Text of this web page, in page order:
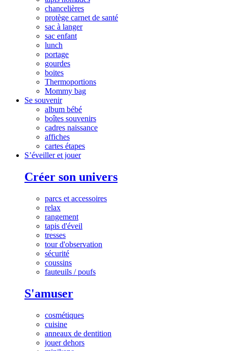
chancelières
protège carnet de santé
sac à langer
sac enfant
lunch
portage
gourdes
boites
Thermoportions
Mommy bag
Se souvenir
album bébé
boîtes souvenirs
cadres naissance
affiches
cartes étapes
S’éveiller et jouer
Créer son univers
parcs et accessoires
relax
rangement
tapis d'éveil
tresses
tour d'observation
sécurité
coussins
fauteuils / poufs
S'amuser
cosmétiques
cuisine
anneaux de dentition
jouer dehors